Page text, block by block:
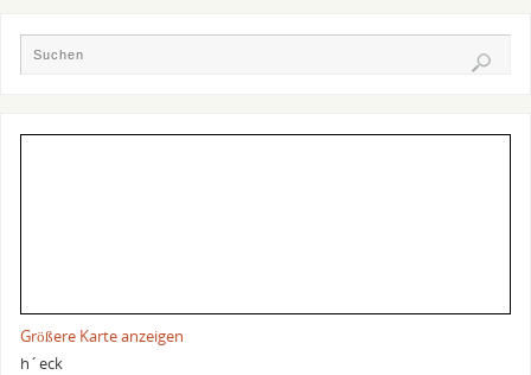
Größere Karte anzeigen
h´eck